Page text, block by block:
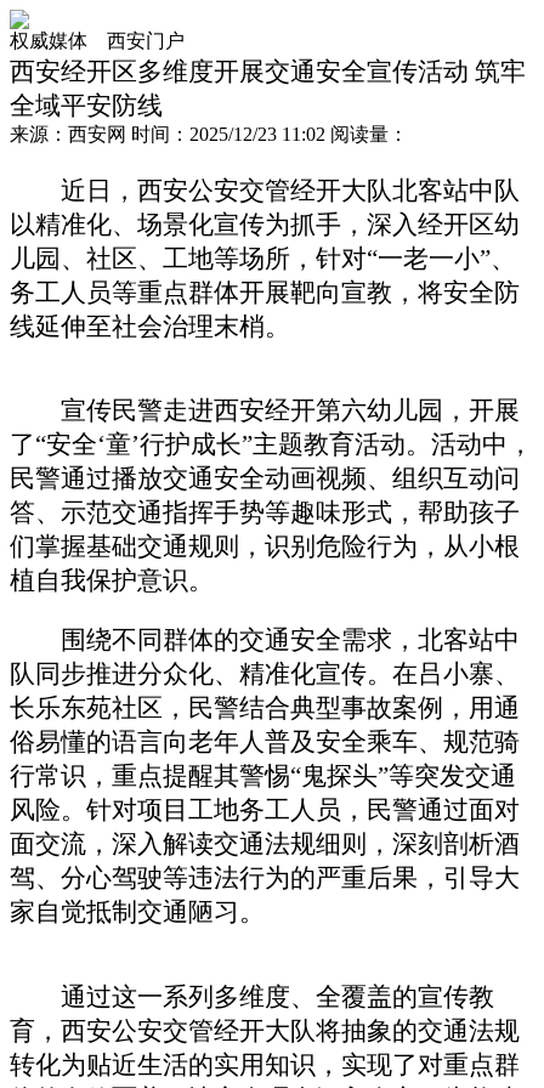
权威媒体 西安门户
西安经开区多维度开展交通安全宣传活动 筑牢
全域平安防线
来源： 西安网 时间： 2025/12/23 11:02 阅读量：
近日，西安公安交管经开大队北客站中队
以精准化、场景化宣传为抓手，深入经开区幼
儿园、社区、工地等场所，针对“一老一小”、
务工人员等重点群体开展靶向宣教，将安全防
线延伸至社会治理末梢。
宣传民警走进西安经开第六幼儿园，开展
了“安全‘童’行护成长”主题教育活动。活动中，
民警通过播放交通安全动画视频、组织互动问
答、示范交通指挥手势等趣味形式，帮助孩子
们掌握基础交通规则，识别危险行为，从小根
植自我保护意识。
围绕不同群体的交通安全需求，北客站中
队同步推进分众化、精准化宣传。在吕小寨、
长乐东苑社区，民警结合典型事故案例，用通
俗易懂的语言向老年人普及安全乘车、规范骑
行常识，重点提醒其警惕“鬼探头”等突发交通
风险。针对项目工地务工人员，民警通过面对
面交流，深入解读交通法规细则，深刻剖析酒
驾、分心驾驶等违法行为的严重后果，引导大
家自觉抵制交通陋习。
通过这一系列多维度、全覆盖的宣传教
育，西安公安交管经开大队将抽象的交通法规
转化为贴近生活的实用知识，实现了对重点群